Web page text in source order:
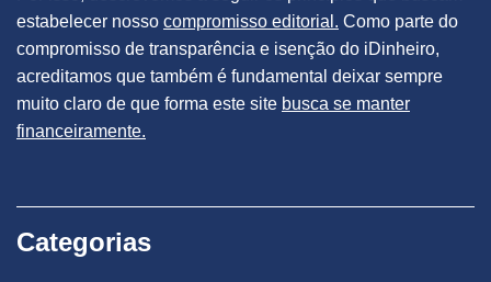
estabelecer nosso compromisso editorial. Como parte do
compromisso de transparência e isenção do iDinheiro,
acreditamos que também é fundamental deixar sempre
muito claro de que forma este site busca se manter
financeiramente.
Categorias